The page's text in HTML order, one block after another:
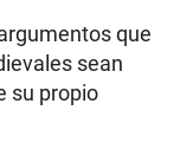
que
sean
su propio